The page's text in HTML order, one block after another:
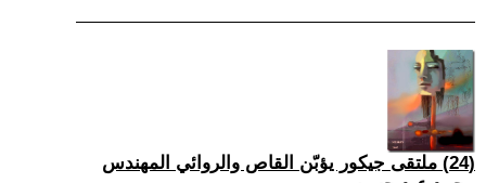
(24) ملتقى جيكور يؤبّن القاص والروائي المهندس